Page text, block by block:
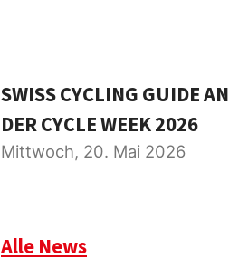
SWISS CYCLING GUIDE AN
DER CYCLE WEEK 2026
Mittwoch, 20. Mai 2026
Alle News